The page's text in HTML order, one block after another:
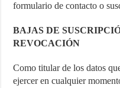
formulario de contacto o
BAJAS DE
REVOCACIÓN
Como titular de los datos
ejercer en cualquier